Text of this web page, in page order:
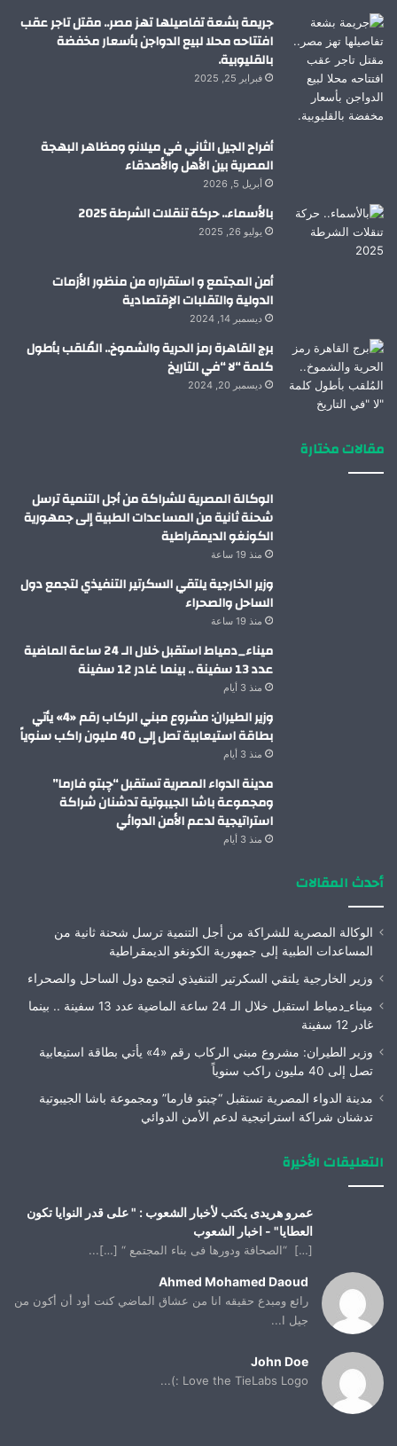
جريمة بشعة تفاصيلها تهز مصر.. مقتل تاجر عقب
افتتاحه محلا لبيع الدواجن بأسعار مخفضة
بالقليوبية.
فبراير 25, 2025
أفراح الجيل الثاني في ميلانو ومظاهر البهجة
المصرية بين الأهل والأصدقاء
أبريل 5, 2026
بالأسماء.. حركة تنقلات الشرطة 2025
يوليو 26, 2025
أمن المجتمع و استقراره من منظور الأزمات
الدولية والتقلبات الإقتصادية
ديسمبر 14, 2024
برج القاهرة رمز الحرية والشموخ.. المُلقب بأطول
كلمة “لا “في التاريخ
ديسمبر 20, 2024
مقالات مختارة
الوكالة المصرية للشراكة من أجل التنمية ترسل
شحنة ثانية من المساعدات الطبية إلى جمهورية
الكونغو الديمقراطية
منذ 19 ساعة
وزير الخارجية يلتقي السكرتير التنفيذي لتجمع دول
الساحل والصحراء
منذ 19 ساعة
ميناء_دمياط استقبل خلال الـ 24 ساعة الماضية
عدد 13 سفينة .. بينما غادر 12 سفينة
منذ 3 أيام
وزير الطيران: مشروع مبني الركاب رقم «4» يأتي
بطاقة استيعابية تصل إلى 40 مليون راكب سنوياً
منذ 3 أيام
مدينة الدواء المصرية تستقبل “چبتو فارما”
ومجموعة باشا الجيبوتية تدشنان شراكة
استراتيجية لدعم الأمن الدوائي
منذ 3 أيام
أحدث المقالات
الوكالة المصرية للشراكة من أجل التنمية ترسل شحنة ثانية من
المساعدات الطبية إلى جمهورية الكونغو الديمقراطية
وزير الخارجية يلتقي السكرتير التنفيذي لتجمع دول الساحل والصحراء
ميناء_دمياط استقبل خلال الـ 24 ساعة الماضية عدد 13 سفينة .. بينما
غادر 12 سفينة
وزير الطيران: مشروع مبني الركاب رقم «4» يأتي بطاقة استيعابية
تصل إلى 40 مليون راكب سنوياً
مدينة الدواء المصرية تستقبل “چبتو فارما” ومجموعة باشا الجيبوتية
تدشنان شراكة استراتيجية لدعم الأمن الدوائي
التعليقات الأخيرة
عمرو هريدى يكتب لأخبار الشعوب : " على قدر النوايا تكون
العطايا" - اخبار الشعوب
[…] “الصحافة ودورها فى بناء المجتمع “ […]...
Ahmed Mohamed Daoud
رائع ومبدع حقيقه انا من عشاق الماضي كنت أود أن أكون من
جيل ا...
John Doe
Love the TieLabs Logo :)...